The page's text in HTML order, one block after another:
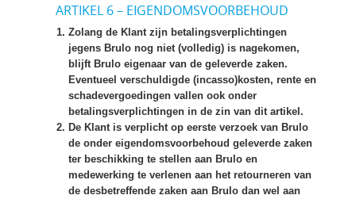
ARTIKEL 6 – EIGENDOMSVOORBEHOUD
Zolang de Klant zijn betalingsverplichtingen
jegens Brulo nog niet (volledig) is nagekomen,
blijft Brulo eigenaar van de geleverde zaken.
Eventueel verschuldigde (incasso)kosten, rente en
schadevergoedingen vallen ook onder
betalingsverplichtingen in de zin van dit artikel.
De Klant is verplicht op eerste verzoek van Brulo
de onder eigendomsvoorbehoud geleverde zaken
ter beschikking te stellen aan Brulo en
medewerking te verlenen aan het retourneren van
de desbetreffende zaken aan Brulo dan wel aan